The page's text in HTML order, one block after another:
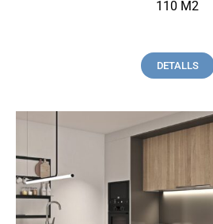
110 M2
DETALLS